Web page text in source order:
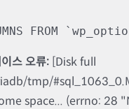
FROM
스 오류: [Disk full
tmp/
space... (errno: 28